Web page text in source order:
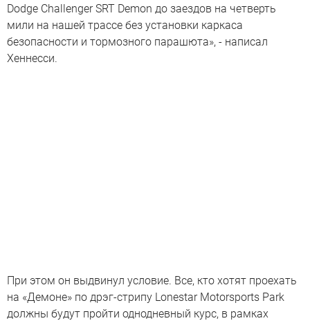
Dodge Challenger SRT Demon до заездов на четверть
мили на нашей трассе без установки каркаса
безопасности и тормозного парашюта», - написал
Хеннесси.
При этом он выдвинул условие. Все, кто хотят проехать
на «Демоне» по дрэг-стрипу Lonestar Motorsports Park
должны будут пройти однодневный курс, в рамках